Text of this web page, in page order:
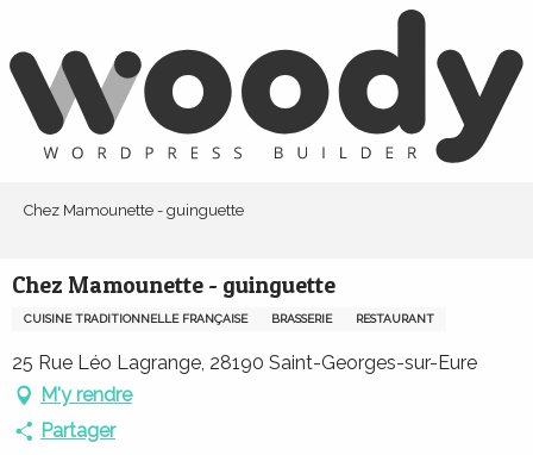
contenu
principal
Chez Mamounette - guinguette
Chez Mamounette - guinguette
CUISINE TRADITIONNELLE FRANÇAISE BRASSERIE RESTAURANT
25 Rue Léo Lagrange, 28190 Saint-Georges-sur-Eure
M'y rendre
Partager